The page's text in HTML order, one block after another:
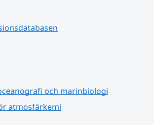
och marinbiologi
atmosfärkemi